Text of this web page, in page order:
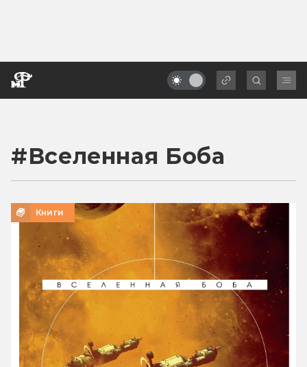
#Вселенная Боба
Книги